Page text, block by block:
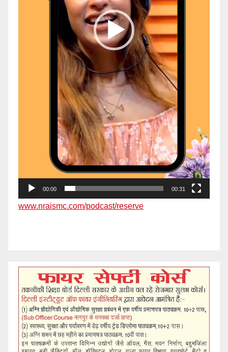
00:00 00:31
www.nraismc.com/podcast/reserve